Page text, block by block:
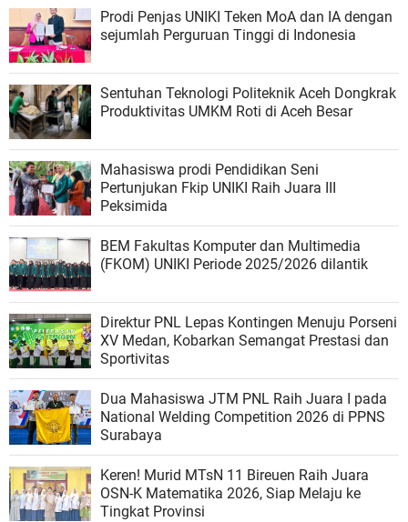
Prodi Penjas UNIKI Teken MoA dan IA dengan
sejumlah Perguruan Tinggi di Indonesia
Sentuhan Teknologi Politeknik Aceh Dongkrak
Produktivitas UMKM Roti di Aceh Besar
Mahasiswa prodi Pendidikan Seni
Pertunjukan Fkip UNIKI Raih Juara III
Peksimida
BEM Fakultas Komputer dan Multimedia
(FKOM) UNIKI Periode 2025/2026 dilantik
Direktur PNL Lepas Kontingen Menuju Porseni
XV Medan, Kobarkan Semangat Prestasi dan
Sportivitas
Dua Mahasiswa JTM PNL Raih Juara I pada
National Welding Competition 2026 di PPNS
Surabaya
Keren! Murid MTsN 11 Bireuen Raih Juara
OSN-K Matematika 2026, Siap Melaju ke
Tingkat Provinsi